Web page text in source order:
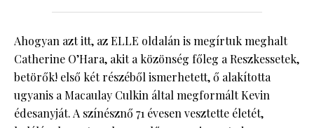
Ahogyan azt itt, az ELLE oldalán is megírtuk meghalt
Catherine O’Hara, akit a közönség főleg a Reszkessetek,
betörők! első két részéből ismerhetett, ő alakította
ugyanis a Macaulay Culkin által megformált Kevin
édesanyját. A színésznő 71 évesen vesztette életét,